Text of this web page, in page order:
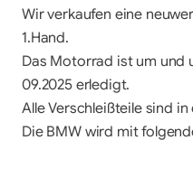
Wir verkaufen eine
1.Hand.
Das Motorrad ist um und
09.2025 erledigt.
Alle Verschleißteile sind
Die BMW wird mit